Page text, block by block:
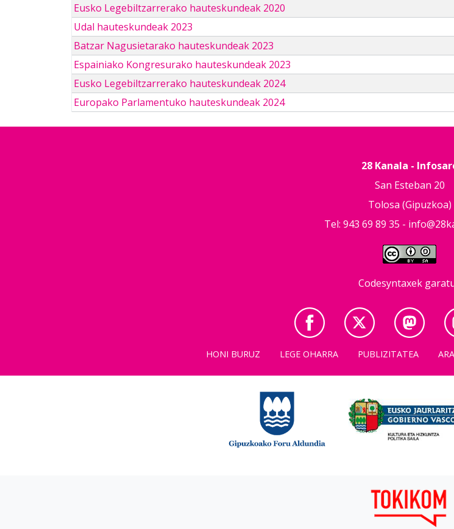
Eusko Legebiltzarrerako hauteskundeak 2020
Udal hauteskundeak 2023
Batzar Nagusietarako hauteskundeak 2023
Espainiako Kongresurako hauteskundeak 2023
Eusko Legebiltzarrerako hauteskundeak 2024
Europako Parlamentuko hauteskundeak 2024
28 Kanala -
San Esteban 20
Tolosa (Gipuzkoa)
Tel: 943 69 89 35 -
Codesyntaxek
HONI BURUZ LEGE OHARRA PUBLIZITATEA